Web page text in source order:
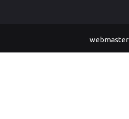
webmaster